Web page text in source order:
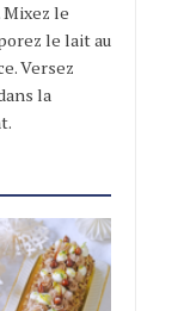
Mixez le
le lait au
Versez
la